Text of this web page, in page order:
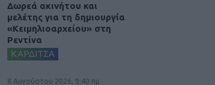
Δωρεά ακινήτου και
μελέτης για τη δημιουργία
«Κειμηλιοαρχείου» στη
Ρεντίνα
ΚΑΡΔΙΤΣΑ
8 Αυγούστου 2026, 9:40 πμ